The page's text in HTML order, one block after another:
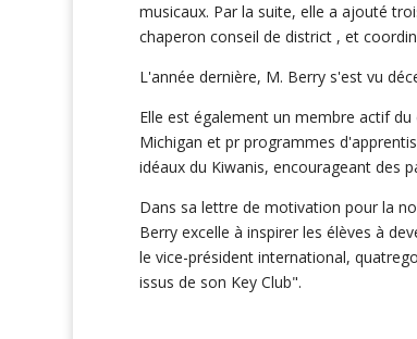
musicaux. Par la suite, elle a ajouté
chaperon conseil de district , et
L'année dernière, M. Berry s'est vu
Elle est également un membre actif
Michigan et pr programmes
idéaux du Kiwanis, encourageant des
Dans sa lettre de motivation pour la
Berry excelle à inspirer les élèves à
le vice-président international,
issus de son Key Club".